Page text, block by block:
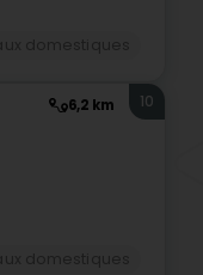
6,2 km 10